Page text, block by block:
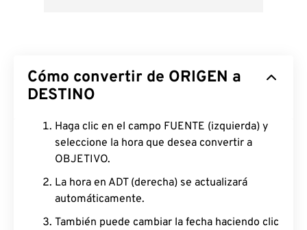
Cómo convertir de ORIGEN a
DESTINO
Haga clic en el campo FUENTE (izquierda) y
seleccione la hora que desea convertir a
OBJETIVO.
La hora en ADT (derecha) se actualizará
automáticamente.
También puede cambiar la fecha haciendo clic